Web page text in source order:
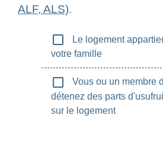
ALF, ALS).
check_box_outline_blank
Le logement
votre famille
check_box_outline_blank
Vous ou un membre
détenez des parts
sur le logement